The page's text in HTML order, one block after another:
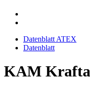
Datenblatt ATEX
Datenblatt
KAM